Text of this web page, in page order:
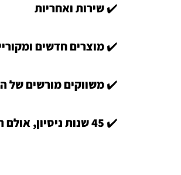
✔️ שירות ואחריות
✔️ מוצרים חדשים
✔️ משווקים מורשים של
✔️ 45 שנות ניסיון, אולם תצוגה וייעוץ מקצוע